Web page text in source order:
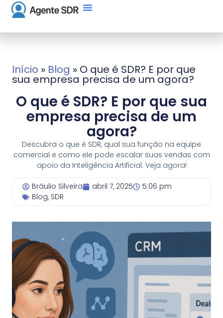
Início » Blog » O que é SDR? E por que
sua empresa precisa de um agora?
O que é SDR? E por que sua
empresa precisa de um
agora?
Descubra o que é SDR, qual sua função na equipe
comercial e como ele pode escalar suas vendas com
apoio da Inteligência Artificial. Veja agora!
Bráulio Silveira abril 7, 2025
5:06 pm
Blog, SDR